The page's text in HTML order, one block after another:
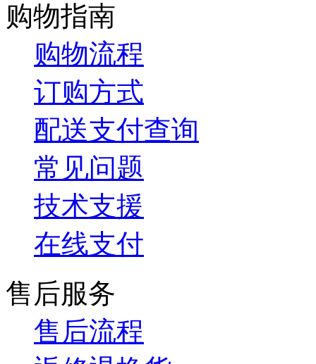
购物指南
购物流程
订购方式
配送支付查询
常见问题
技术支援
在线支付
售后服务
售后流程